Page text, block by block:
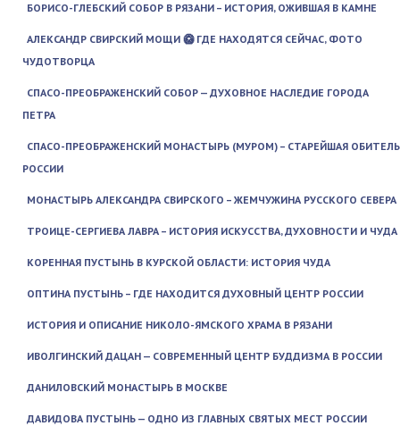
БОРИСО-ГЛЕБСКИЙ СОБОР В РЯЗАНИ – ИСТОРИЯ, ОЖИВШАЯ В КАМНЕ
АЛЕКСАНДР СВИРСКИЙ МОЩИ 🥝 ГДЕ НАХОДЯТСЯ СЕЙЧАС, ФОТО
ЧУДОТВОРЦА
СПАСО-ПРЕОБРАЖЕНСКИЙ СОБОР — ДУХОВНОЕ НАСЛЕДИЕ ГОРОДА
ПЕТРА
СПАСО-ПРЕОБРАЖЕНСКИЙ МОНАСТЫРЬ (МУРОМ) – СТАРЕЙШАЯ ОБИТЕЛЬ
РОССИИ
МОНАСТЫРЬ АЛЕКСАНДРА СВИРСКОГО – ЖЕМЧУЖИНА РУССКОГО СЕВЕРА
ТРОИЦЕ-СЕРГИЕВА ЛАВРА – ИСТОРИЯ ИСКУССТВА, ДУХОВНОСТИ И ЧУДА
КОРЕННАЯ ПУСТЫНЬ В КУРСКОЙ ОБЛАСТИ: ИСТОРИЯ ЧУДА
ОПТИНА ПУСТЫНЬ – ГДЕ НАХОДИТСЯ ДУХОВНЫЙ ЦЕНТР РОССИИ
ИСТОРИЯ И ОПИСАНИЕ НИКОЛО-ЯМСКОГО ХРАМА В РЯЗАНИ
ИВОЛГИНСКИЙ ДАЦАН — СОВРЕМЕННЫЙ ЦЕНТР БУДДИЗМА В РОССИИ
ДАНИЛОВСКИЙ МОНАСТЫРЬ В МОСКВЕ
ДАВИДОВА ПУСТЫНЬ — ОДНО ИЗ ГЛАВНЫХ СВЯТЫХ МЕСТ РОССИИ